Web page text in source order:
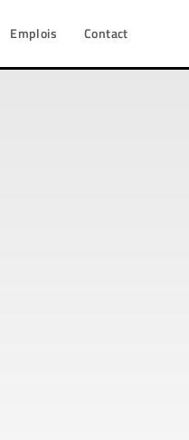
Emplois Contact